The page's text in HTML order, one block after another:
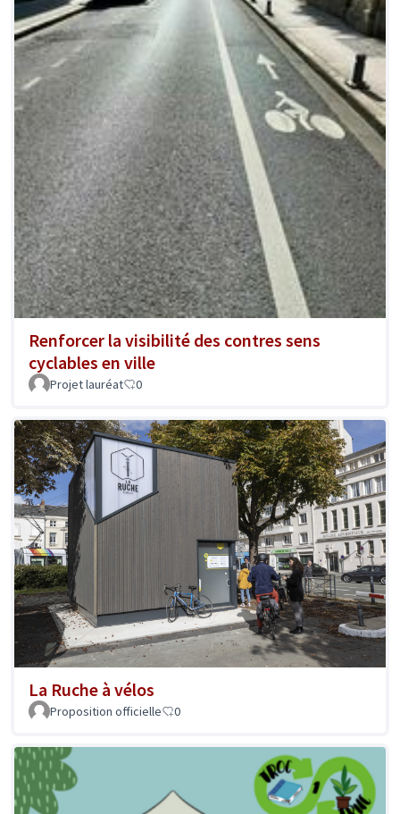
Renforcer la visibilité des contres sens
cyclables en ville
Projet lauréat 0
La Ruche à vélos
Proposition officielle 0